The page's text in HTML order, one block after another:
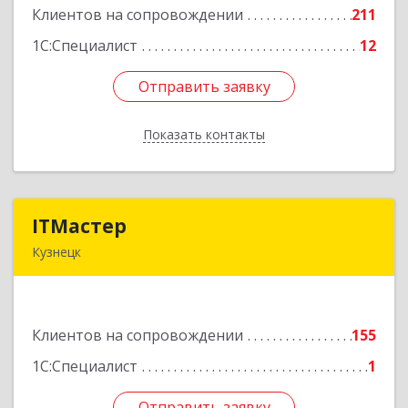
Клиентов на сопровождении
211
1С:Специалист
12
Отправить заявку
Показать контакты
Подробнее
Отправить заявку
Назад
ITМастер
Кузнецк
Клиентов на сопровождении
155
1С:Специалист
1
Подробнее